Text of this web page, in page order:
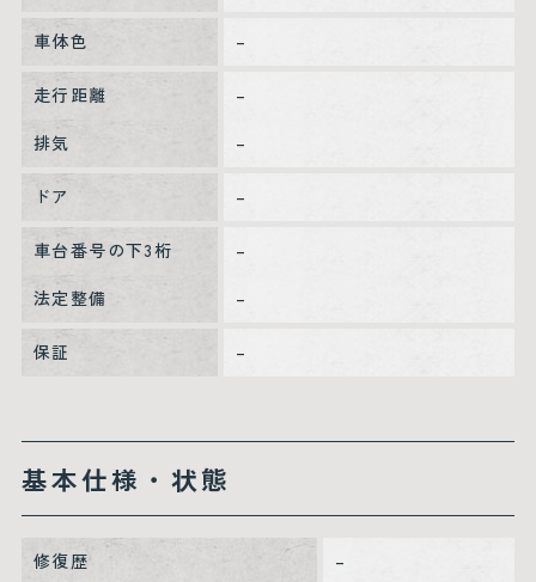
車体色 –
走行距離
–
排気
–
ドア –
車台番号の下3桁
–
法定整備
–
保証 –
基本仕様・状態
修復歴 –